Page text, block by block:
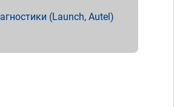
(Launch, Autel)